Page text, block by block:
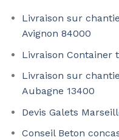
Livraison sur
Avignon 84000
Livraison Container
Livraison sur
Aubagne 13400
Devis Galets
Conseil Beton